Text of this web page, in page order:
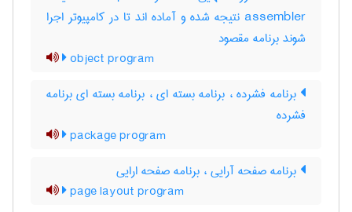
assembler نتیجه شده و آماده اند تا در کامپیوتر اجرا
شوند برنامه مقصود
object program
برنامه فشرده ، برنامه بسته ای ، برنامه بسته ای برنامه
فشرده
package program
برنامه صفحه آرایی ، برنامه صفحه ارایی
page layout program